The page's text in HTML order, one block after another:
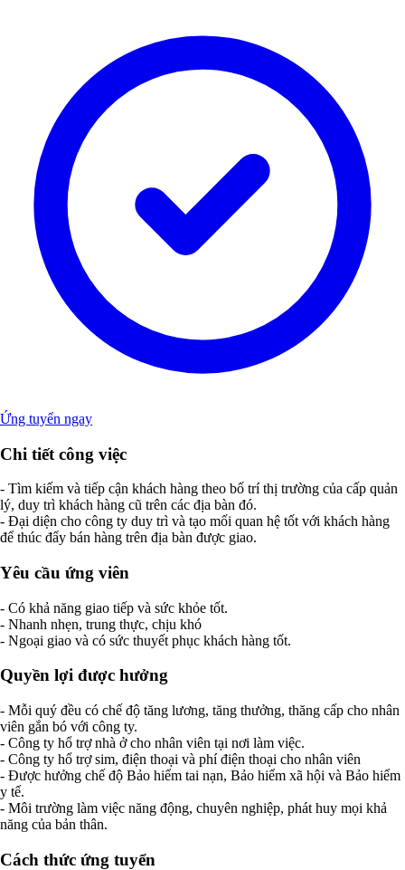
Ứng tuyển ngay
Chi tiết công việc
- Tìm kiếm và tiếp cận khách hàng theo bố trí thị trường của cấp quản
lý, duy trì khách hàng cũ trên các địa bàn đó.
- Đại diện cho công ty duy trì và tạo mối quan hệ tốt với khách hàng
để thúc đẩy bán hàng trên địa bàn được giao.
Yêu cầu ứng viên
- Có khả năng giao tiếp và sức khỏe tốt.
- Nhanh nhẹn, trung thực, chịu khó
- Ngoại giao và có sức thuyết phục khách hàng tốt.
Quyền lợi được hưởng
- Mỗi quý đều có chế độ tăng lương, tăng thưởng, thăng cấp cho nhân
viên gắn bó với công ty.
- Công ty hổ trợ nhà ở cho nhân viên tại nơi làm việc.
- Công ty hổ trợ sim, điện thoại và phí điện thoại cho nhân viên
- Được hưởng chế độ Bảo hiểm tai nạn, Bảo hiểm xã hội và Bảo hiểm
y tế.
- Môi trường làm việc năng động, chuyên nghiệp, phát huy mọi khả
năng của bản thân.
Cách thức ứng tuyển